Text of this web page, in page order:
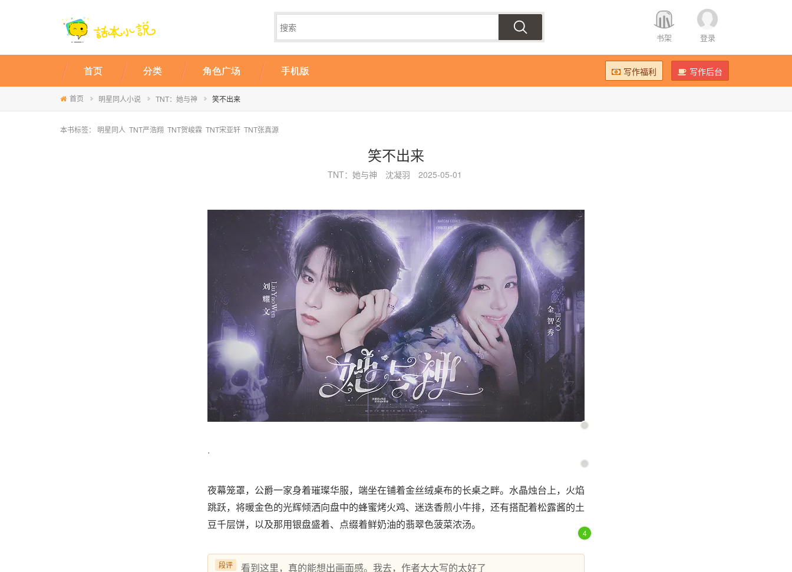
书架 登录
写作福利 写作后台
首页 分类 角色广场 手机版
首页 明星同人小说 TNT：她与神 笑不出来
本书标签： 明星同人 TNT严浩翔 TNT贺峻霖 TNT宋亚轩 TNT张真源
笑不出来
TNT：她与神 沈凝羽 2025-05-01
·
夜幕笼罩，公爵一家身着璀璨华服，端坐在铺着金丝绒桌布的长桌之畔。水晶烛台上，火焰
跳跃，将暖金色的光辉倾洒向盘中的蜂蜜烤火鸡、迷迭香煎小牛排，还有搭配着松露酱的土
豆千层饼，以及那用银盘盛着、点缀着鲜奶油的翡翠色菠菜浓汤。
4
段评 看到这里，真的能想出画面感。我去，作者大大写的太好了